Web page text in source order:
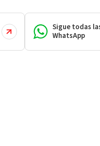
Sigue todas
WhatsApp